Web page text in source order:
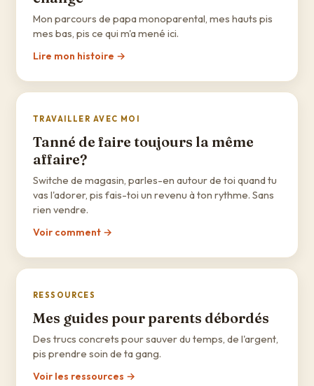
Mon parcours de papa monoparental, mes hauts pis
mes bas, pis ce qui m'a mené ici.
Lire mon histoire →
TRAVAILLER AVEC MOI
Tanné de faire toujours la même
affaire?
Switche de magasin, parles-en autour de toi quand tu
vas l'adorer, pis fais-toi un revenu à ton rythme. Sans
rien vendre.
Voir comment →
RESSOURCES
Mes guides pour parents débordés
Des trucs concrets pour sauver du temps, de l'argent,
pis prendre soin de ta gang.
Voir les ressources →